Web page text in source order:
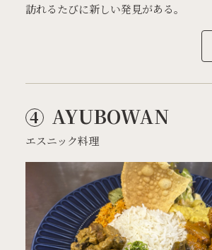
訪れるたびに新しい発見がある。
AYUBOWAN
エスニック料理